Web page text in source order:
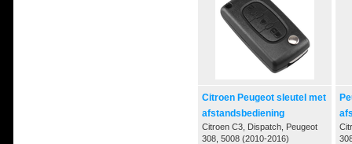
Citroen Peugeot sleutel met
afstandsbediening
Citroen C3, Dispatch, Peugeot
308, 5008 (2010-2016)